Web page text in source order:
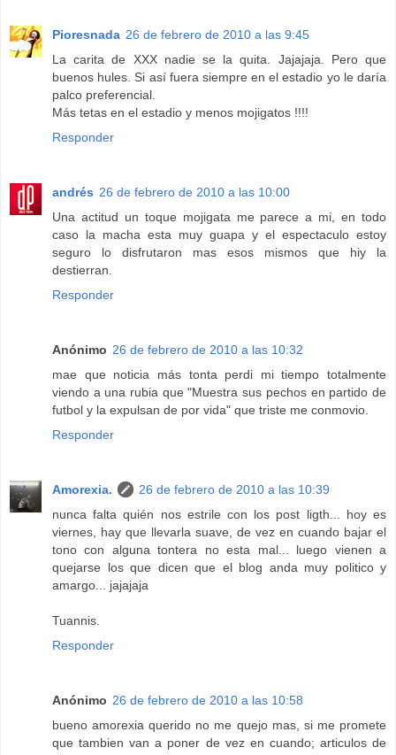
Pioresnada 26 de febrero de 2010 a las 9:45
La carita de XXX nadie se la quita. Jajajaja. Pero que
buenos hules. Si así fuera siempre en el estadio yo le daría
palco preferencial.
Más tetas en el estadio y menos mojigatos !!!!
Responder
andrés 26 de febrero de 2010 a las 10:00
Una actitud un toque mojigata me parece a mi, en todo
caso la macha esta muy guapa y el espectaculo estoy
seguro lo disfrutaron mas esos mismos que hiy la
destierran.
Responder
Anónimo 26 de febrero de 2010 a las 10:32
mae que noticia más tonta perdi mi tiempo totalmente
viendo a una rubia que "Muestra sus pechos en partido de
futbol y la expulsan de por vida" que triste me conmovio.
Responder
Amorexia.
26 de febrero de 2010 a las 10:39
nunca falta quién nos estrile con los post ligth... hoy es
viernes, hay que llevarla suave, de vez en cuando bajar el
tono con alguna tontera no esta mal... luego vienen a
quejarse los que dicen que el blog anda muy politico y
amargo... jajajaja
Tuannis.
Responder
Anónimo 26 de febrero de 2010 a las 10:58
bueno amorexia querido no me quejo mas, si me promete
que tambien van a poner de vez en cuando; articulos de